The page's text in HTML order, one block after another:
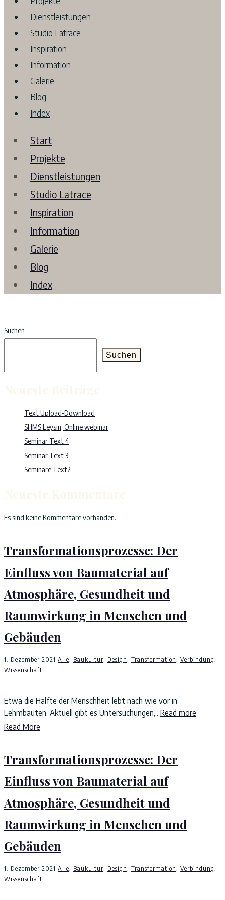
Dienstleistungen
Studio Latrace
Inspiration
Information
Galerie
Blog
Index
Start
Projekte
Dienstleistungen
Studio Latrace
Inspiration
Information
Galerie
Blog
Index
Suchen
Suchen
Text Upload-Download
SHMS Leysin, Online webinar
Seminar Text 4
Seminar Text 3
Seminare Text2
Es sind keine Kommentare vorhanden.
Transformationsprozesse: Der
Einfluss von Baumaterial auf
Atmosphäre, Gesundheit und
Raumwirkung in Menschen und
Gebäuden
1. Dezember 2021 Alle, Baukultur, Design, Transformation, Verbindung,
Wissenschaft
Etwa die Hälfte der Menschheit lebt nach wie vor in
Lehmbauten. Aktuell gibt es Untersuchungen,.. Read more
Read More
Transformationsprozesse: Der
Einfluss von Baumaterial auf
Atmosphäre, Gesundheit und
Raumwirkung in Menschen und
Gebäuden
1. Dezember 2021 Alle, Baukultur, Design, Transformation, Verbindung,
Wissenschaft